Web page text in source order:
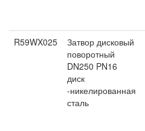
R59WX025
Затвор дисковый
поворотный
DN250 PN16
диск
-никелированная
сталь